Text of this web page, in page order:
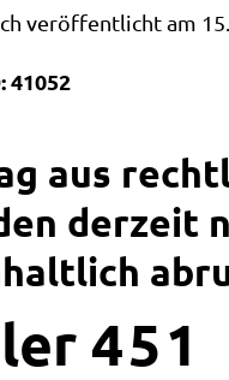
veröffentlicht am
41052
aus
derzeit
4 5 1